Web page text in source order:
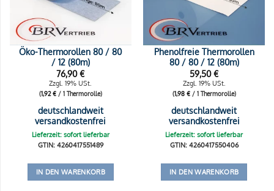
Öko-Thermorollen 80 / 80
/ 12 (80m)
76,90€
Zzgl. 19% USt.
(1,92€/ 1 Thermorolle)
deutschlandweit
versandkostenfrei
Lieferzeit: sofort lieferbar
GTIN: 4260417551489
IN DEN WARENKORB
Phenolfreie Thermorollen
80 / 80 / 12 (80m)
59,50€
Zzgl. 19% USt.
(1,98 €/ 1 Thermorolle)
deutschlandweit
versandkostenfrei
Lieferzeit: sofort lieferbar
GTIN: 4260417550406
IN DEN WARENKORB